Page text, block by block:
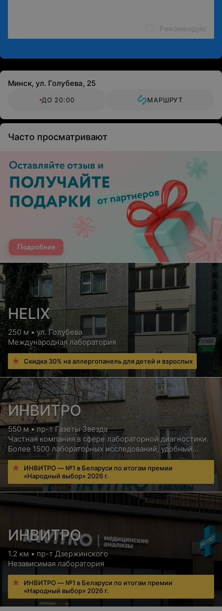
Рекомендую
Минск, ул. Голубева, 25
ДО 20:00 МАРШРУТ
Часто просматривают
HELIX
250 м • ул. Голубева
Международная лаборатория
Скидка 30% на аллергопанель для детей и взрослых
ИНВИТРО
550 м • пр-т Газеты Звезда
Частная компания в сфере лабораторной диагностики.
Более 1500 лабораторных исследований, удобный
сервис для пациентов, бесплатная консультация врача
ИНВИТРО — №1 в Беларуси по итогам премии
«Народный выбор» 2026 г.
ИНВИТРО
1.2 км • пр-т Дзержинского
Независимая лаборатория
ИНВИТРО — №1 в Беларуси по итогам премии
«Народный выбор» 2026 г.